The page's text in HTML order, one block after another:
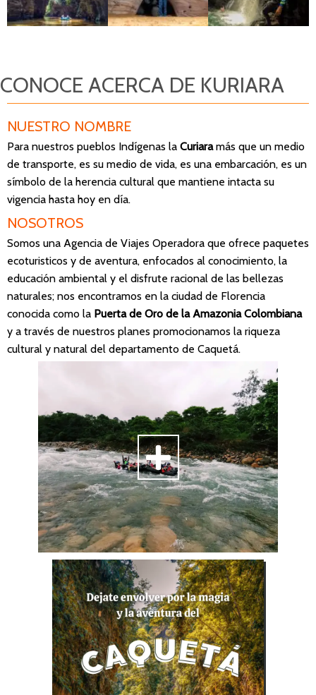
CONOCE ACERCA DE KURIARA
NUESTRO NOMBRE
Para nuestros pueblos Indígenas la Curiaramás que un medio
de transporte, es su medio de vida, es una embarcación, es un
símbolo de la herencia cultural que mantiene intacta su
vigencia hasta hoy en día.
NOSOTROS
Somos una Agencia de Viajes Operadora que ofrece paquetes
ecoturisticos y de aventura, enfocados al conocimiento, la
educación ambiental y el disfrute racional de las bellezas
naturales; nos encontramos en la ciudad de Florencia
conocida como la Puerta de Oro de la Amazonia Colombiana
y a través de nuestros planes promocionamos la riqueza
cultural y natural del departamento de Caquetá.